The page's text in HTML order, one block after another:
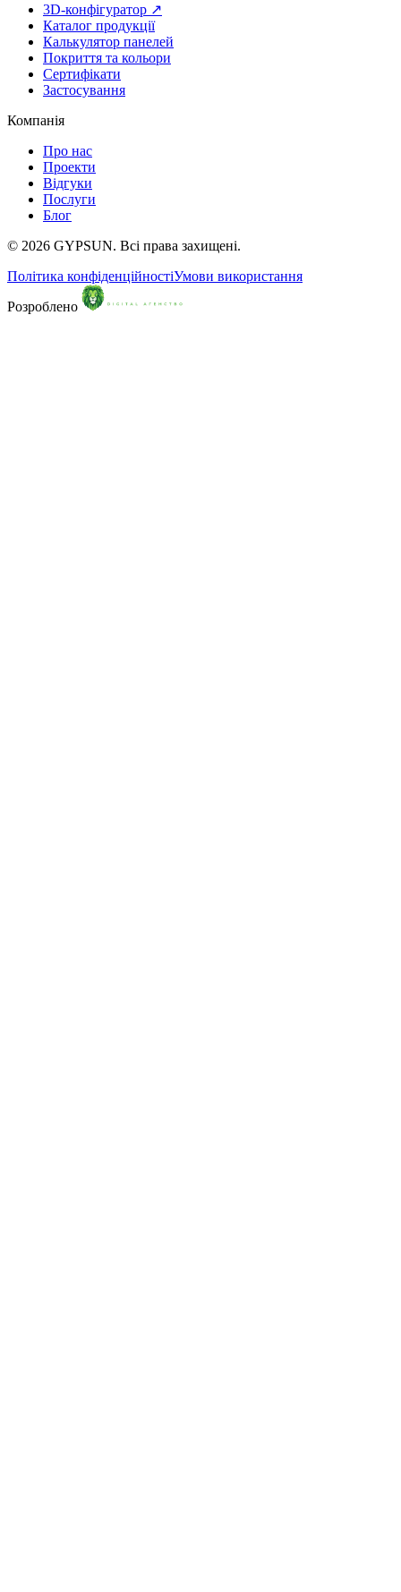
3D-конфігуратор ↗
Каталог продукції
Калькулятор панелей
Покриття та кольори
Сертифікати
Застосування
Компанія
Про нас
Проекти
Відгуки
Послуги
Блог
© 2026 GYPSUN. Всі права захищені.
Політика конфіденційностіУмови використання
Розроблено